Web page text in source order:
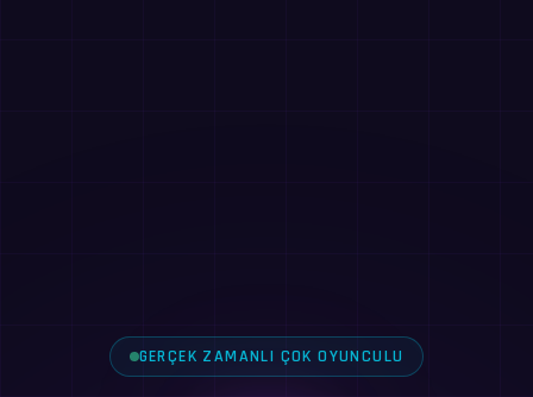
GERÇEK ZAMANLI ÇOK OYUNCULU